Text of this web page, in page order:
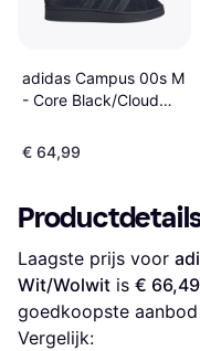
adidas Campus 00s M
- Core Black/Cloud
€ 64,99
Laagste prijs voor
Wit/Wolwit is € 66,49
goedkoopste
Vergelijk: